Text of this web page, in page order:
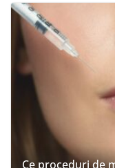
Ce proceduri de